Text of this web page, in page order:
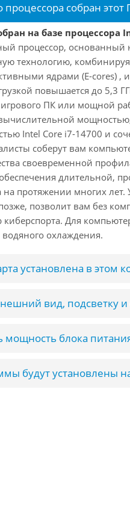
процессора собран этот
на базе процессора
процессор, основанный
технологию,
ядрами (E-cores) ,
повышается до 5,3
ПК или мощной
мощностью,
Intel Core i7-14700 и
соберут вам
своевременной
длительной,
протяжении многих лет.
позволит вам без
Для
водяного охлаждения.
установлена в этом
вид, подсветку
мощность блока
будут установлены